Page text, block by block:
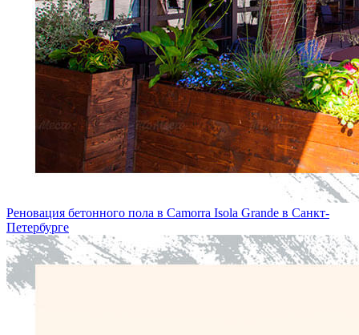
Реновация бетонного пола в Camorra Isola Grande в Санкт-
Петербургe